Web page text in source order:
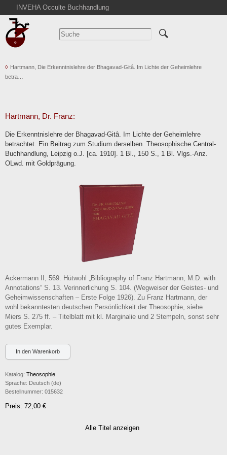
INVEHA Occulte Buchhandlung
Startseite
Detailsuche
Warenkorb
Abkürzungen
Kontakt
AGB
Widerruf
Hartmann, Die Erkenntnislehre der Bhagavad-Gitâ. Im Lichte der Geheimlehre
betra…
Hartmann, Dr. Franz:
Die Erkenntnislehre der Bhagavad-Gitâ. Im Lichte der Geheimlehre
betrachtet. Ein Beitrag zum Studium derselben. Theosophische Central-
Buchhandlung, Leipzig o.J. [ca. 1910]. 1 Bl., 150 S., 1 Bl. Vlgs.-Anz.
OLwd. mit Goldprägung.
Ackermann II, 569. Hütwohl „Bibliography of Franz Hartmann, M.D. with
Annotations“ S. 13. Verinnerlichung S. 104. (Wegweiser der Geistes- und
Geheimwissenschaften – Erste Folge 1926). Zu Franz Hartmann, der
wohl bekanntesten deutschen Persönlichkeit der Theosophie, siehe
Miers S. 275 ff. – Titelblatt mit kl. Marginalie und 2 Stempeln, sonst sehr
gutes Exemplar.
Katalog: Theosophie
Sprache: Deutsch (de)
Bestellnummer: 015632
Preis: 72,00 €
Alle Titel anzeigen